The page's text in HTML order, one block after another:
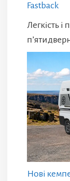
Fastback
Легкість і
Нові